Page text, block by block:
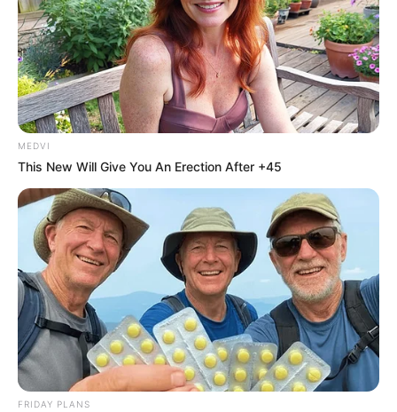
MEDVI
This New Will Give You An Erection After +45
FRIDAY PLANS